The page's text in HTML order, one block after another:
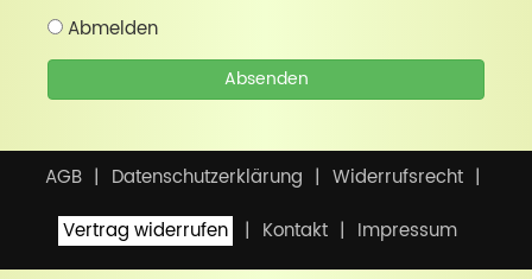
Abmelden
Absenden
AGB Datenschutzerklärung
Widerrufsrecht
Vertrag widerrufen
Kontakt Impressum